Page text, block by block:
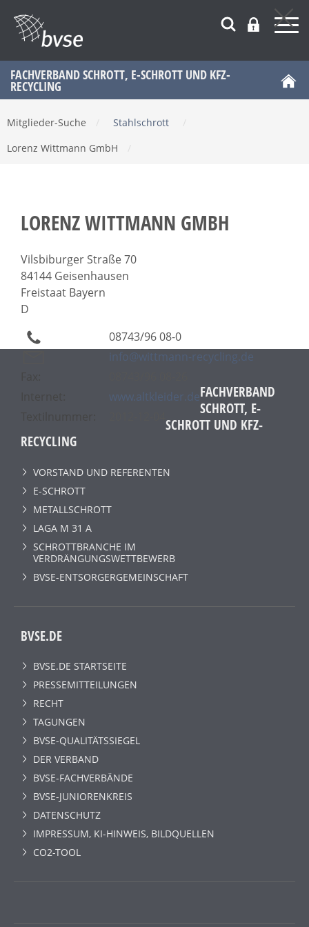
FACHVERBAND SCHROTT, E-SCHROTT UND KFZ-
RECYCLING
Mitglieder-Suche Stahlschrott
Lorenz Wittmann GmbH
LORENZ WITTMANN GMBH
Vilsbiburger Straße 70
84144 Geisenhausen
Freistaat Bayern
D
08743/96 08-0
info@wittmann-recycling.de
www.altkleider.deFACHVERBAND
SCHROTT, E-
SCHROTT UND KFZ-
RECYCLING
VORSTAND UND REFERENTEN
E-SCHROTT
METALLSCHROTT
LAGA M 31 A
SCHROTTBRANCHE IM
VERDRÄNGUNGSWETTBEWERB
BVSE-ENTSORGERGEMEINSCHAFT
BVSE.DE
BVSE.DE STARTSEITE
PRESSEMITTEILUNGEN
RECHT
TAGUNGEN
BVSE-QUALITÄTSSIEGEL
DER VERBAND
BVSE-FACHVERBÄNDE
BVSE-JUNIORENKREIS
DATENSCHUTZ
IMPRESSUM, KI-HINWEIS, BILDQUELLEN
CO2-TOOL